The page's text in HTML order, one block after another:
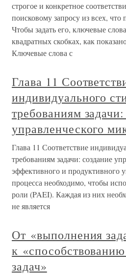
строгое и конкретное
поисковому запросу из всех, что
Чтобы задать его, ключевые
квадратных скобках, как
Ключевые слова с
Глава 11
индивидуального
требованиям
управленческого
Глава 11 Соответствие
требованиям задачи: создание
эффективного и продуктивного
процесса необходимо, чтобы
роли (PAEI). Каждая из них
не является
От «выполнения
к
задач»